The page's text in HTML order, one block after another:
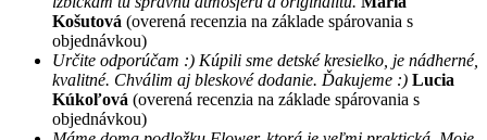
Košutová (overená recenzia na základe spárovania s
objednávkou)
Určite odporúčam :) Kúpili sme detské kresielko, je nádherné,
kvalitné. Chválim aj bleskové dodanie. Ďakujeme :) Lucia
Kúkoľová (overená recenzia na základe spárovania s
objednávkou)